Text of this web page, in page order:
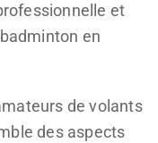
et
en
de volants
des aspects